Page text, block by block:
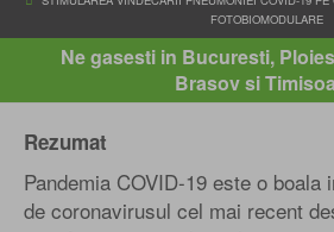
FIZIOKINETOTERAPIA
STIMULAREA VINDECARII PNEUMONIEI
Ne gasesti in Bucuresti,
Brasov si
Rezumat
Pandemia COVID-19 este o boala
de coronavirusul cel mai recent